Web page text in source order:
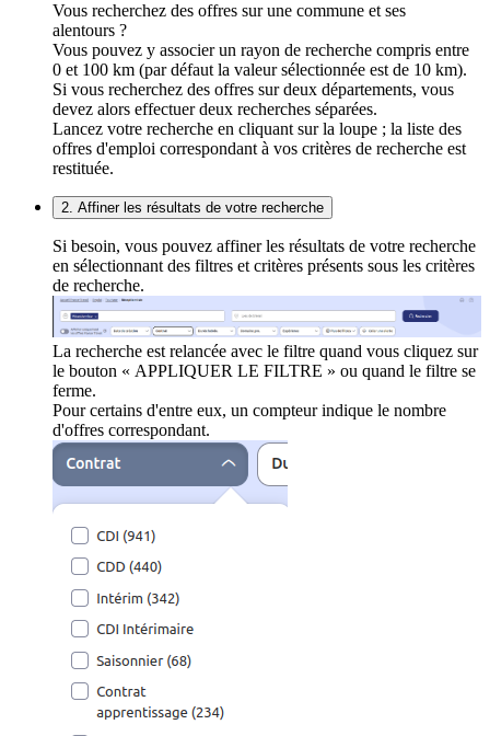
Vous recherchez des offres sur une commune et ses
alentours ?
Vous pouvez y associer un rayon de recherche compris entre
0 et 100 km (par défaut la valeur sélectionnée est de 10 km).
Si vous recherchez des offres sur deux départements, vous
devez alors effectuer deux recherches séparées.
Lancez votre recherche en cliquant sur la loupe ; la liste des
offres d'emploi correspondant à vos critères de recherche est
restituée.
2. Affiner les résultats de votre recherche
Si besoin, vous pouvez affiner les résultats de votre recherche
en sélectionnant des filtres et critères présents sous les critères
de recherche.
La recherche est relancée avec le filtre quand vous cliquez sur
le bouton « APPLIQUER LE FILTRE » ou quand le filtre se
ferme.
Pour certains d'entre eux, un compteur indique le nombre
d'offres correspondant.